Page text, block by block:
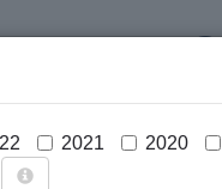
2021 2020